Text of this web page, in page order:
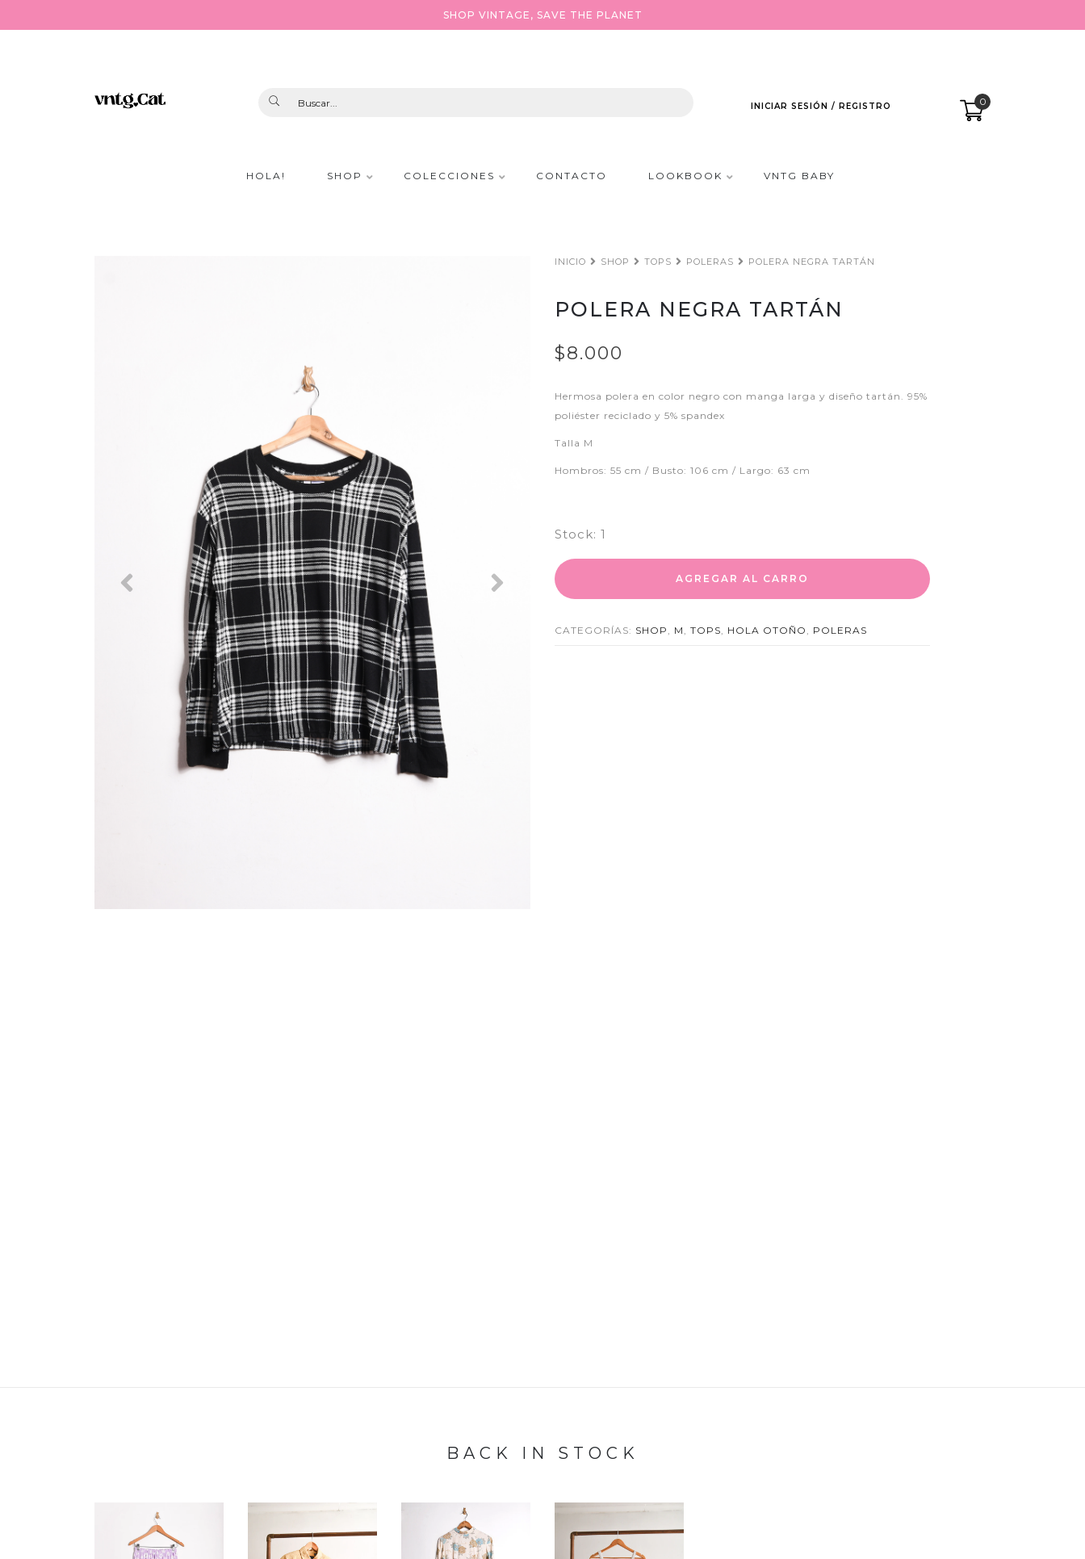
SHOP VINTAGE, SAVE THE PLANET
INICIAR SESIÓN / REGISTRO 0
HOLA! SHOP COLECCIONES CONTACTO LOOKBOOK VNTG BABY
Previous Next
INICIO SHOP TOPS POLERAS POLERA NEGRA TARTÁN
POLERA NEGRA TARTÁN
$8.000
Hermosa polera en color negro con manga larga y diseño tartán. 95%
poliéster reciclado y 5% spandex
Talla M
Hombros: 55 cm / Busto: 106 cm / Largo: 63 cm
Stock: 1
AGREGAR AL CARRO
CATEGORÍAS: SHOP M TOPS HOLA OTOÑO POLERAS
BACK IN STOCK